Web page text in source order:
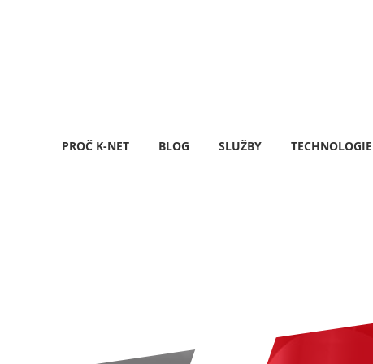
PROČ K-NET BLOG SLUŽBY TECHNOLOGIE